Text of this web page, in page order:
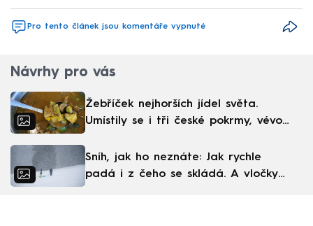
Pro tento článek jsou komentáře vypnuté
Návrhy pro vás
Žebříček nejhorších jídel světa.
Umístily se i tři české pokrmy, vévodí
Sníh, jak ho neznáte: Jak rychle
padá i z čeho se skládá. A vločky